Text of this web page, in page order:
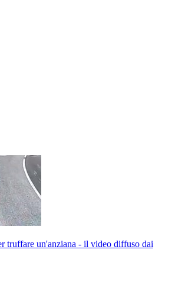
truffare un'anziana - il video diffuso dai